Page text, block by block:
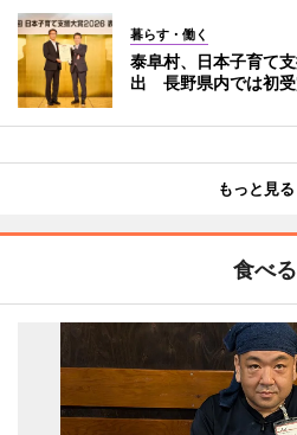
暮らす・働く
泰阜村、日本子育て
出 長野県内では初
もっと見る
食べる